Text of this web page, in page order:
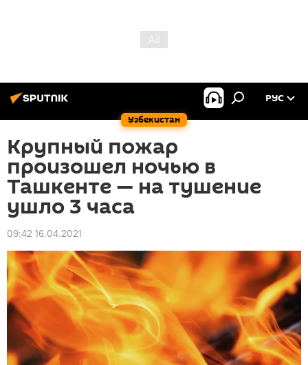
Узбекистан
РУС
Крупный пожар
произошел ночью в
Ташкенте — на тушение
ушло 3 часа
09:42 16.04.2021